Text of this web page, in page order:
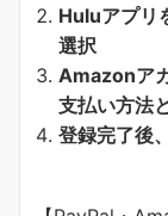
Huluアプリ
選択
Amazonア
支払い方法
登録完了後